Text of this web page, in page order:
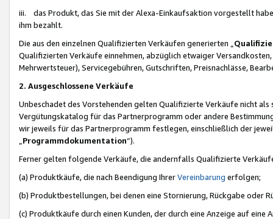
iii. das Produkt, das Sie mit der Alexa-Einkaufsaktion vorgestellt
ihm bezahlt.
Die aus den einzelnen Qualifizierten Verkäufen generierten „
Qualifizierten Verkäufe einnehmen, abzüglich etwaiger
Mehrwertsteuer), Servicegebühren, Gutschriften, Preisnachlässe,
2. Ausgeschlossene Verkäufe
Unbeschadet des Vorstehenden gelten Qualifizierte Verkäufe nicht
Vergütungskatalog für das Partnerprogramm oder andere
wir jeweils für das Partnerprogramm festlegen, einschließlich der
Programmdokumentation“).
Ferner gelten folgende Verkäufe, die andernfalls Qualifizierte
(a) Produktkäufe, die nach Beendigung IhrerVereinbarung erfolgen;
(b) Produktbestellungen, bei denen eine Stornierung, Rückgabe oder
(c) Produktkäufe durch einen Kunden, der durch eine Anzeige auf